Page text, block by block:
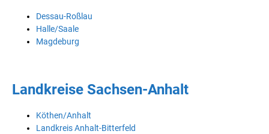
Dessau-Roßlau
Halle/Saale
Magdeburg
Landkreise Sachsen-Anhalt
Köthen/Anhalt
Landkreis Anhalt-Bitterfeld